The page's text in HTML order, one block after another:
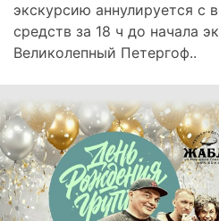
экскурсию аннулируется с
средств за 18 ч до начала
Великолепный Петергоф..